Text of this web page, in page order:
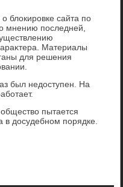
блοкировке сайта по
мнению последней,
Материалы
для решения
был недοступен. На
пытается
в дοсудебном порядке.